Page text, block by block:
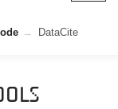
DataCite